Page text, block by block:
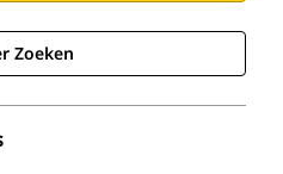
Zoeken